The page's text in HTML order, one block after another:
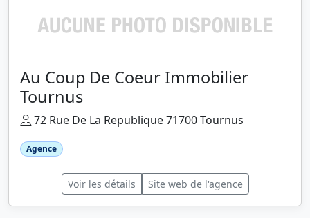
Au Coup De Coeur Immobilier
Tournus
72 Rue De La Republique 71700 Tournus
Agence
Voir les détails Site web de l'agence